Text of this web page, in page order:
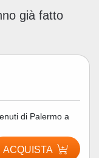
già fatto
di Palermo a
ACQUISTA